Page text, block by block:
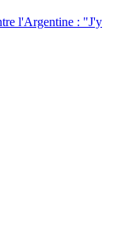
l'Argentine : "J'y